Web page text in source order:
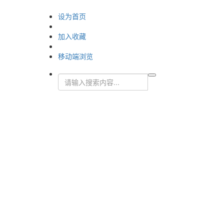
设为首页
加入收藏
移动端浏览